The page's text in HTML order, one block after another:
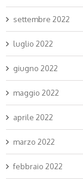
settembre 2022
luglio 2022
giugno 2022
maggio 2022
aprile 2022
marzo 2022
febbraio 2022